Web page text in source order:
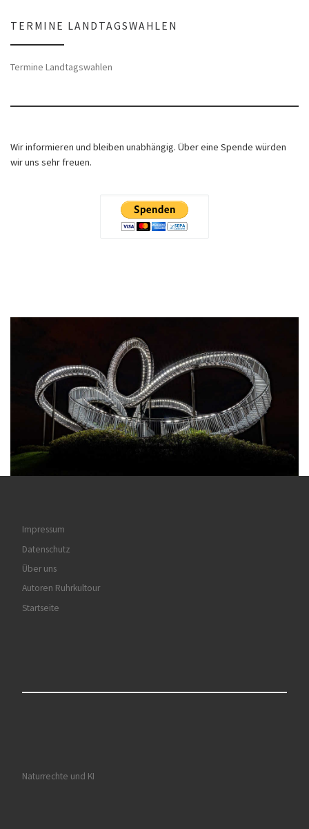
TERMINE LANDTAGSWAHLEN
Termine Landtagswahlen
Wir informieren und bleiben unabhängig. Über eine Spende würden
wir uns sehr freuen.
Impressum
Datenschutz
Über uns
Autoren Ruhrkultour
Startseite
Naturrechte und KI